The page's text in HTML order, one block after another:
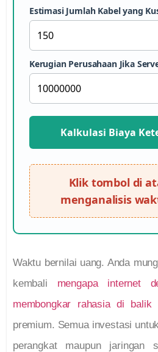
Estimasi Jumlah Kabel yang
Kerugian Perusahaan Jika
Kalkulasi Biaya
Klik tombol di
menganalisis
Waktu bernilai uang. Anda
kembali mengapa internet
membongkar rahasia di balik
premium. Semua investasi
perangkat maupun jaringan